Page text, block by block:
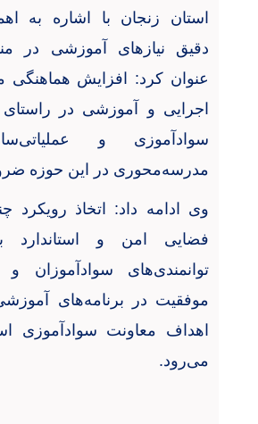
استان زنجان با اشاره به
دقیق نیازهای آموزشی در
عنوان کرد: افزایش
اجرایی و آموزشی در
سوادآموزی و
مدرسه‌محوری در این حوزه
وی ادامه داد: اتخاذ رویکرد
فضایی امن و
توانمندی‌های سوادآموزان
موفقیت در برنامه‌های
اهداف معاونت سوادآموزی
می‌رود.